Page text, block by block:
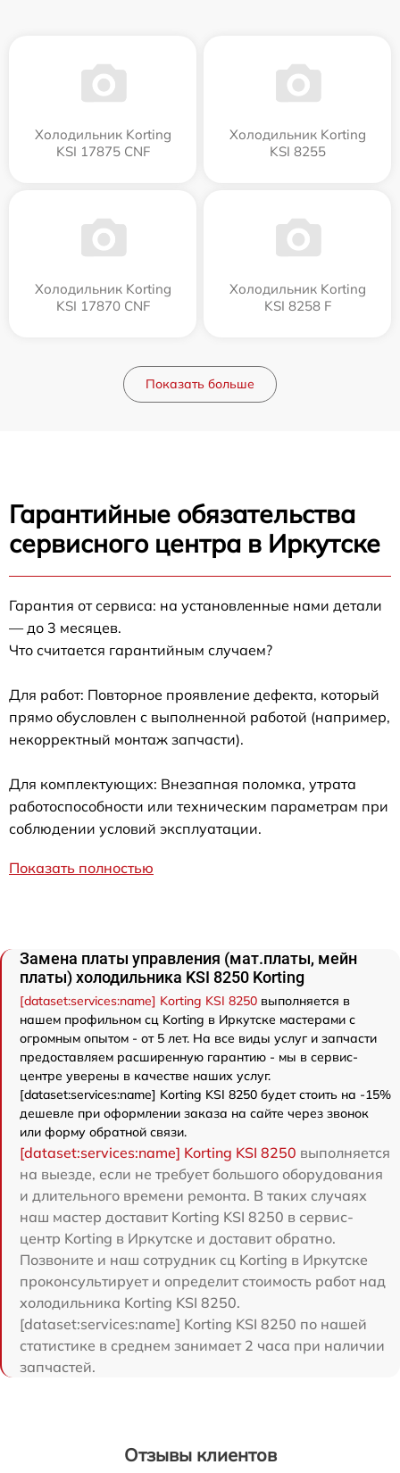
Холодильник Korting
KSI 17875 CNF
Холодильник Korting
KSI 8255
Холодильник Korting
KSI 17870 CNF
Холодильник Korting
KSI 8258 F
Показать больше
Гарантийные обязательства
сервисного центра в Иркутске
Гарантия от сервиса: на установленные нами детали
— до 3 месяцев.
Что считается гарантийным случаем?
Для работ: Повторное проявление дефекта, который
прямо обусловлен с выполненной работой (например,
некорректный монтаж запчасти).
Для комплектующих: Внезапная поломка, утрата
работоспособности или техническим параметрам при
соблюдении условий эксплуатации.
Показать полностью
Замена платы управления (мат.платы, мейн
платы) холодильника KSI 8250 Korting
[dataset:services:name] Korting KSI 8250 выполняется в
нашем профильном сц Korting в Иркутске мастерами с
огромным опытом - от 5 лет. На все виды услуг и запчасти
предоставляем расширенную гарантию - мы в сервис-
центре уверены в качестве наших услуг.
[dataset:services:name] Korting KSI 8250 будет стоить на -15%
дешевле при оформлении заказа на сайте через звонок
или форму обратной связи.
[dataset:services:name] Korting KSI 8250 выполняется
на выезде, если не требует большого оборудования
и длительного времени ремонта. В таких случаях
наш мастер доставит Korting KSI 8250 в сервис-
центр Korting в Иркутске и доставит обратно.
Позвоните и наш сотрудник сц Korting в Иркутске
проконсультирует и определит стоимость работ над
холодильника Korting KSI 8250.
[dataset:services:name] Korting KSI 8250 по нашей
статистике в среднем занимает 2 часа при наличии
запчастей.
Отзывы клиентов